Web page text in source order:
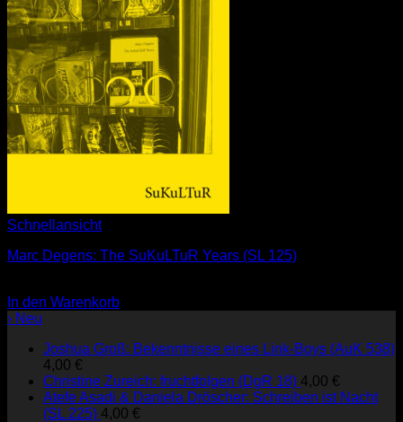
Schnellansicht
Marc Degens: The SuKuLTuR Years (SL 125)
In den Warenkorb
› Neu
Joshua Groß: Bekenntnisse eines Link-Boys (AuK 538)
4,00 €
Christine Zureich: fruchtfolgen (DgR 18) 4,00 €
Atefe Asadi & Daniela Dröscher: Schreiben ist Nacht
(SL 225) 4,00 €